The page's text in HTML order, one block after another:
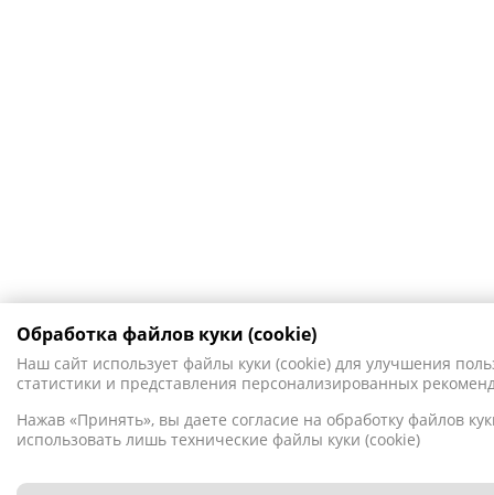
Обработка файлов куки (cookie)
Наш сайт использует файлы куки (cookie) для улучшения
статистики и представления персонализированных
Нажав «Принять», вы даете согласие на обработку файлов
использовать лишь технические файлы куки (cookie)